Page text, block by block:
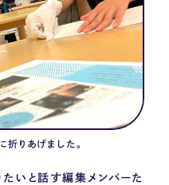
折りあげました。
たいと話す編集メンバーた